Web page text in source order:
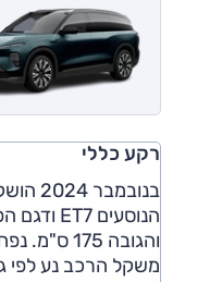
רקע כללי
והגובה 175 ס"מ. נפח תא המטען 265 ליטרים כאשר כל השורות בשירות, 552 ליטרים כאשר השלישית מושטחת.